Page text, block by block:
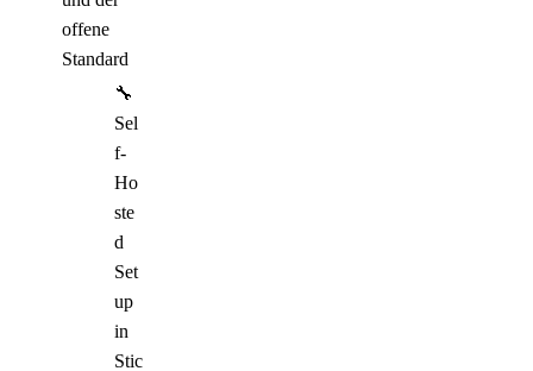
offene
Standard
🔧
Sel
f-
Ho
ste
d
Set
up
in
Stic